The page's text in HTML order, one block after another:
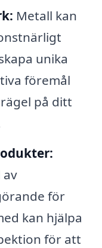
Metall kan
unika
föremål
på ditt
av
för
kan hjälpa
för att